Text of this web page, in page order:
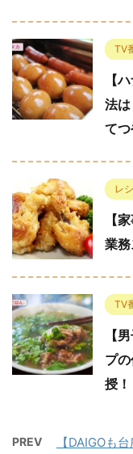
TV
【
法
てつ
レ
【
業
TV
【
プ
授！
PREV
【DAIGOも